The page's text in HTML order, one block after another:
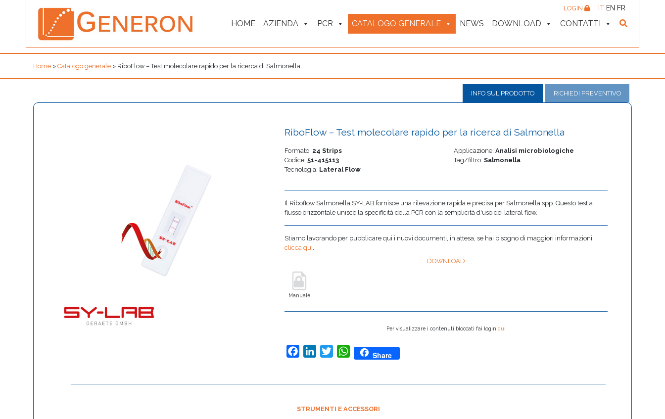
HOME AZIENDA PCR CATALOGO GENERALE NEWS DOWNLOAD CONTATTI
LOGIN IT EN FR
Home > Catalogo generale > RiboFlow – Test molecolare rapido per la ricerca di Salmonella
INFO SUL PRODOTTO RICHIEDI PREVENTIVO
RiboFlow – Test molecolare rapido per la ricerca di Salmonella
Formato: 24 Strips
Codice:51-415113
Tecnologia: Lateral Flow
Applicazione: Analisi microbiologiche
Tag/filtro: Salmonella
Il Riboflow Salmonella SY-LAB fornisce una rilevazione rapida e precisa per Salmonella spp. Questo test a
flusso orizzontale unisce la specificità della PCR con la semplicità d'uso dei lateral flow.
Stiamo lavorando per pubblicare qui i nuovi documenti, in attesa, se hai bisogno di maggiori informazioni
clicca qui.
DOWNLOAD
Manuale
Per visualizzare i contenuti bloccati fai loginqui
FacebookLinkedInTwitterWhatsApp
Share
STRUMENTI E ACCESSORI